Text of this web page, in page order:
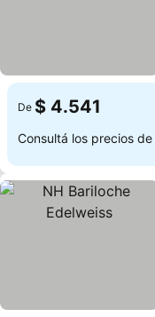
De $ 4.541
Consultá los precios de